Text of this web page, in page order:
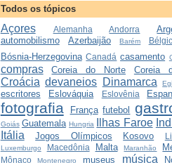
Todos os tópicos
Açores Alemanha Andorra
automobilismo
Azerbaijão Barém
Bósnia-Herzegovina Canadá casamento
compras Coreia do Norte Coreia
Croácia devaneios Dinamarca
escritores Eslováquia Eslovênia
fotografia França futebol
Goiás Guatemala Hungria Ilhas Faroe
Itália Jogos Olímpicos Kosovo
Luxemburgo Macedônia Malta Maranhão
Mônaco Montenegro museus música